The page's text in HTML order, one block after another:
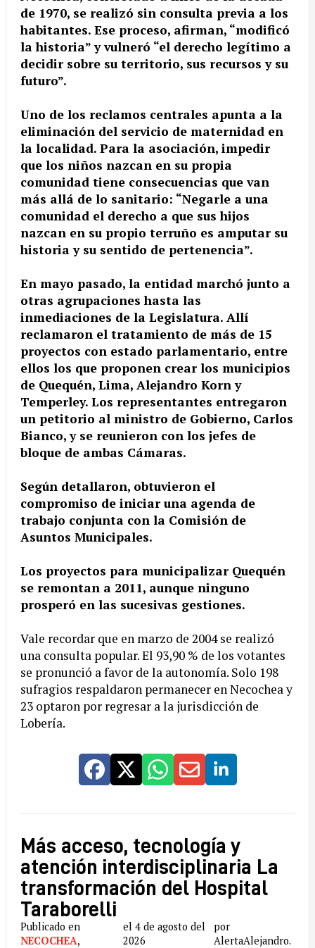
de 1970, se realizó sin consulta previa a los
habitantes. Ese proceso, afirman, “modificó
la historia” y vulneró “el derecho legítimo a
decidir sobre su territorio, sus recursos y su
futuro”.
Uno de los reclamos centrales apunta a la
eliminación del servicio de maternidad en
la localidad. Para la asociación, impedir
que los niños nazcan en su propia
comunidad tiene consecuencias que van
más allá de lo sanitario: “Negarle a una
comunidad el derecho a que sus hijos
nazcan en su propio terruño es amputar su
historia y su sentido de pertenencia”.
En mayo pasado, la entidad marchó junto a
otras agrupaciones hasta las
inmediaciones de la Legislatura. Allí
reclamaron el tratamiento de más de 15
proyectos con estado parlamentario, entre
ellos los que proponen crear los municipios
de Quequén, Lima, Alejandro Korn y
Temperley. Los representantes entregaron
un petitorio al ministro de Gobierno, Carlos
Bianco, y se reunieron con los jefes de
bloque de ambas Cámaras.
Según detallaron, obtuvieron el
compromiso de iniciar una agenda de
trabajo conjunta con la Comisión de
Asuntos Municipales.
Los proyectos para municipalizar Quequén
se remontan a 2011, aunque ninguno
prosperó en las sucesivas gestiones.
Vale recordar que en marzo de 2004 se realizó
una consulta popular. El 93,90 % de los votantes
se pronunció a favor de la autonomía. Solo 198
sufragios respaldaron permanecer en Necochea y
23 optaron por regresar a la jurisdicción de
Lobería.
Más acceso, tecnología y
atención interdisciplinaria La
transformación del Hospital
Taraborelli
Publicado en
NECOCHEA,
el 4 de agosto del
2026
por
AlertaAlejandro.